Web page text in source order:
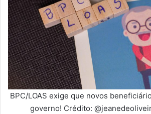
BPC/LOAS exige que novos
governo! Crédito: